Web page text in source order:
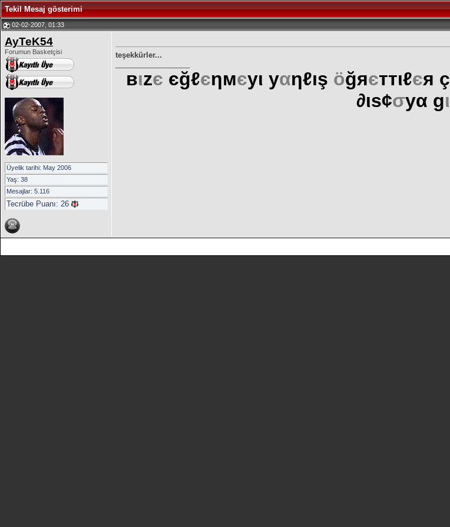
Tekil Mesaj gösterimi
02-02-2007, 01:33
AyTeK54
Forumun Basketçisi
Üyelik tarihi: May 2006
Yaş: 38
Mesajlar: 5.116
Tecrübe Puanı: 26
teşekkürler...
вιzє єğℓєηмєуι уαηℓış öğяєттιℓєя ç
∂ιѕ¢σуα gι